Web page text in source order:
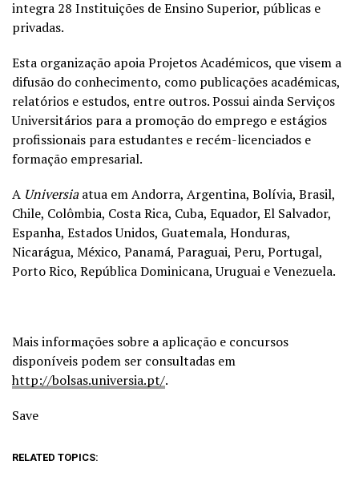
integra 28 Instituições de Ensino Superior, públicas e
privadas.
Esta organização apoia Projetos Académicos, que visem a
difusão do conhecimento, como publicações académicas,
relatórios e estudos, entre outros. Possui ainda Serviços
Universitários para a promoção do emprego e estágios
profissionais para estudantes e recém-licenciados e
formação empresarial.
A Universiaatua em Andorra, Argentina, Bolívia, Brasil,
Chile, Colômbia, Costa Rica, Cuba, Equador, El Salvador,
Espanha, Estados Unidos, Guatemala, Honduras,
Nicarágua, México, Panamá, Paraguai, Peru, Portugal,
Porto Rico, República Dominicana, Uruguai e Venezuela.
Mais informações sobre a aplicação e concursos
disponíveis podem ser consultadas em
http://bolsas.universia.pt/.
Save
RELATED TOPICS: